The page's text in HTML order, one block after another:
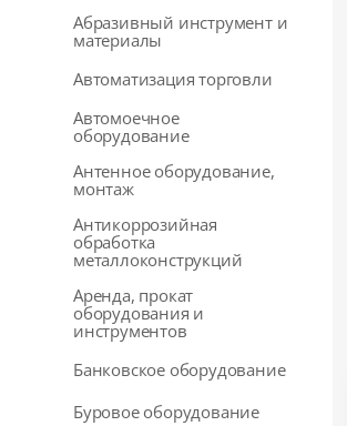
Абразивный инструмент и
материалы
Автоматизация торговли
Автомоечное
оборудование
Антенное оборудование,
монтаж
Антикоррозийная
обработка
металлоконструкций
Аренда, прокат
оборудования и
инструментов
Банковское оборудование
Буровое оборудование